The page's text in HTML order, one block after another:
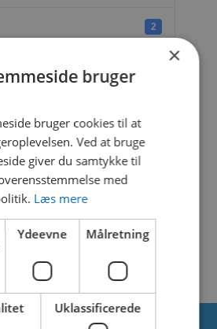
2
4. februar 2025
4. februar 2025
DRAIN
×
bruger
bruger cookies til at
Ved at bruge
giver du samtykke til
med
Læs mere
Ydeevne Målretning
Uklassificerede